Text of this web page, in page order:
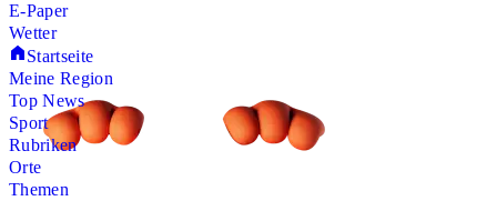
E-Paper
Wetter
Startseite
Meine Region
Top News
Sport
Rubriken
Orte
Themen